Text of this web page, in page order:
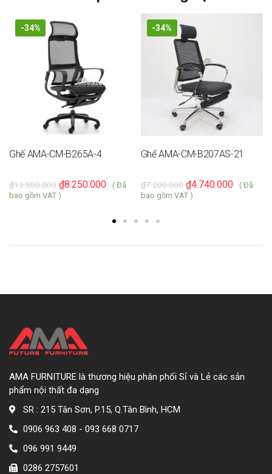
-34%
Ghế AMA-CM-B265A-4
12.500.000
₫ 8.250.000
₫
( Đã
bao gồm VAT )
-34%
Ghế AMA-CM-B207AS-21
7.200.000
₫ 4.740.000
₫
( Đã
bao gồm VAT )
AMA FURNITURE là thương hiệu phân phối Sỉ và Lẻ các sản
phẩm nội thất đa dạng
SR : 215 Tân Sơn, P.15, Q.Tân Bình, HCM
0906 963 408 - 093 668 0717
096 991 9449
0286 2757601